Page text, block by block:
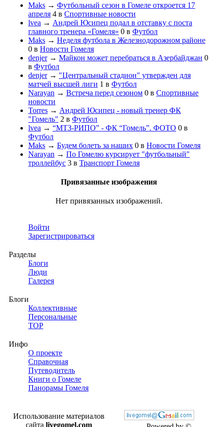
Maks → Футбольный сезон в Гомеле откроется 17
апреля 4 в Спортивные новости
lvea → Андрей Юсипец подал в отставку с поста
главного тренера «Гомеля» 0 в Футбол
Maks → Неделя футбола в Железнодорожном районе
0 в Новости Гомеля
denjer→ Майкон может перебраться в Азербайджан 0
в Футбол
denjer→ "Центральный стадион" утвержден для
матчей высшей лиги 1 в Футбол
Narayan → Встреча перед сезоном 0 в Спортивные
новости
Torres → Андрей Юсипец - новый тренер ФК
"Гомель" 2 в Футбол
lvea → “МТЗ-РИПО” - ФК “Гомель”. ФОТО 0 в
Футбол
Maks → Будем болеть за наших 0 в Новости Гомеля
Narayan → По Гомелю курсирует "футбольный"
троллейбус 3 в Транспорт Гомеля
Привязанные изображения
Нет привязанных изображений.
Войти
Зарегистрироваться
Разделы
Блоги
Люди
Галерея
Блоги
Коллективные
Персональные
TOP
Инфо
О проекте
Справочная
Путеводитель
Книги о Гомеле
Панорамы Гомеля
Использование материалов
сайта livegomel.com